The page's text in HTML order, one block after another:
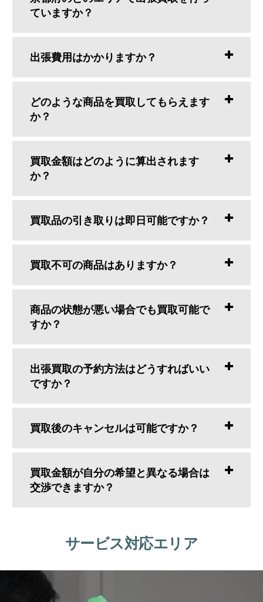
ていますか？
出張費用はかかりますか？
どのような商品を買取してもらえます
か？
買取金額はどのように算出されます
か？
買取品の引き取りは即日可能ですか？
買取不可の商品はありますか？
商品の状態が悪い場合でも買取可能で
すか？
出張買取の予約方法はどうすればいい
ですか？
買取後のキャンセルは可能ですか？
買取金額が自分の希望と異なる場合は
交渉できますか？
サービス対応エリア